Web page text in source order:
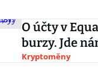
O účty v
burzy. Jde
Kryptoměny